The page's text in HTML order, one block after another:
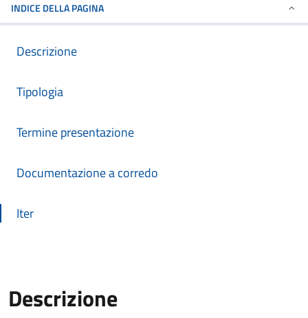
INDICE DELLA PAGINA
Descrizione
Tipologia
Termine presentazione
Documentazione a corredo
Iter
Descrizione